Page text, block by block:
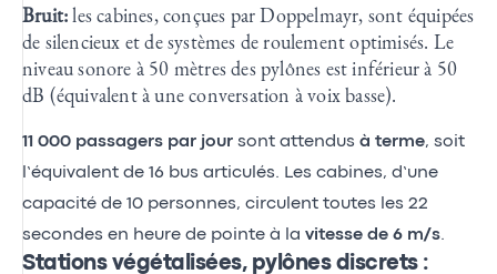
Bruit:les cabines, conçues par Doppelmayr, sont équipées
de silencieux et de systèmes de roulement optimisés. Le
niveau sonore à 50 mètres des pylônes est inférieur à 50
dB (équivalent à une conversation à voix basse).
11 000 passagers par jour sont attendus à terme, soit
l’équivalent de 16 bus articulés. Les cabines, d’une
capacité de 10 personnes, circulent toutes les 22
secondes en heure de pointe à la vitesse de 6 m/s.
Stations végétalisées, pylônes discrets :